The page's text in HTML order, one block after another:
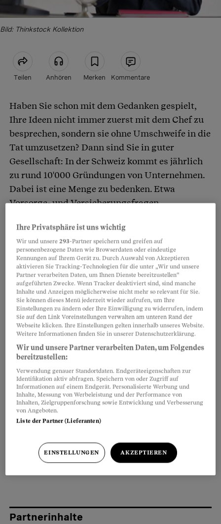
Bild: Thinkstock Kollektion
Teilen Anhören Merken Kommentare
Artikel teilen
Haben Sie schon mit dem Gedanken gespielt,
Ihre Ideen nicht immer zuerst mit dem Chef zu
besprechen, sondern sie ohne Umschweife in die
Tat umzusetzen? Dann sind Sie in guter
Gesellschaft: In der Schweiz kommt es jährlich
zu rund 10'000 Gründungen von Unternehmen.
Dabei ist eine Menge zu bedenken. Etwa
Vorsorge- und Versicherungsfragen.
Für die obligatorische Absicherung von Risiken
wie Arbeitslosigkeit, Invalidität oder Unfall ist
die Wahl der Rechtsform der Firma
entscheidend. Je nachdem gilt es zu klären,
welche Versicherungen für wen obligatorisch
sind. Kapitalgesellschaften, insbesondere
GmbH und AG, sind ein Zusammenschluss von
mehreren natürlichen oder juristischen
Personen. Ihre Besitzer müssen sich weniger
Gedanken machen, welche Risiken zu versichern
sind. Sie gelten als «unechte» Selbständige -
genauer: als Arbeitnehmer der eigenen Firma
(siehe unten: «‹Echt› oder ‹unecht›?»). Für
Arbeitnehmer hat der Gesetzgeber bereits gut
vorgesorgt, indem er die Absicherung der
Einzige Ausnahme ist der Abschluss einer
Krankentaggeldversicherung.
Partnerinhalte
Ihre Privatsphäre ist uns wichtig
Wir und unsere293-Partner speichern und greifen auf
personenbezogene Daten wie Browserdaten oder eindeutige
Kennungen auf Ihrem Gerät zu. Durch Auswahl von Akzeptieren
aktivieren Sie Tracking-Technologien für die unter „Wir und unsere
Partner verarbeiten Daten, um Ihnen Dienste bereitzustellen“
aufgeführten Zwecke. Wenn Tracker deaktiviert sind, sind manche
Inhalte und Anzeigen möglicherweise nicht mehr so relevant für Sie.
Sie können dieses Menü jederzeit wieder aufrufen, um Ihre
Einstellungen zu ändern oder Ihre Einwilligung zu widerrufen, indem
Sie auf den Link Voreinstellungen verwalten am unteren Rand der
Webseite klicken. Ihre Einstellungen gelten innerhalb unseres Website.
Weitere Informationen finden Sie in unserer Datenschutzerklärung.
Wir und unsere Partner verarbeiten Daten, um Folgendes
bereitzustellen:
Verwendung genauer Standortdaten. Endgeräteeigenschaften zur
Identifikation aktiv abfragen. Speichern von oder Zugriff auf
Informationen auf einem Endgerät. Personalisierte Werbung und
Inhalte, Messung von Werbeleistung und der Performance von
Inhalten, Zielgruppenforschung sowie Entwicklung und Verbesserung
von Angeboten.
Liste der Partner (Lieferanten)
EINSTELLUNGEN AKZEPTIEREN